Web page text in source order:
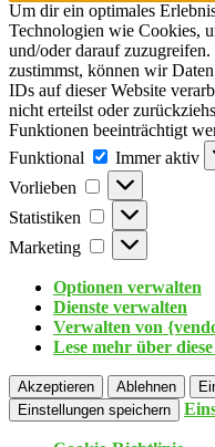
Um dir ein optimales
Technologien wie Cookies,
und/oder darauf
zustimmst, können wir
IDs auf dieser Website
nicht erteilst oder
Funktionen beeinträchtigt
Funktional
Immer aktiv
Vorlieben
Statistiken
Marketing
Optionen verwalten
Dienste verwalten
Verwalten von
Lese mehr über
Akzeptieren Ablehnen
Einstellungen speichern